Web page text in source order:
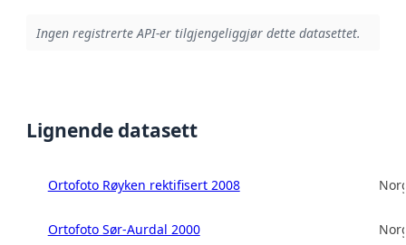
Ingen registrerte API-er tilgjengeliggjør dette datasettet.
Lignende datasett
Ortofoto Røyken rektifisert 2008
Ortofoto Sør-Aurdal 2000